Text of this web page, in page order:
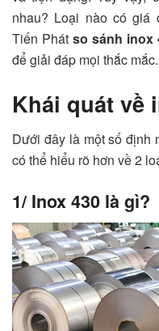
nhau? Loại nào có giá
Tiến Phátso sánh inox
để giải đáp mọi thắc mắc.
Khái quát về
Dưới đây là một số định
có thể hiểu rõ hơn về 2
1/ Inox 430 là gì?